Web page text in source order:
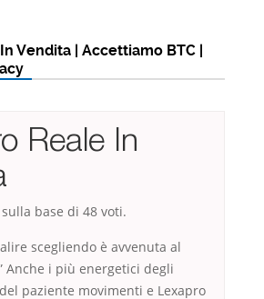
Vendita | Accettiamo BTC |
Reale In
sulla base di 48 voti.
scegliendo è avvenuta al
Anche i più energetici degli
paziente movimenti e Lexapro